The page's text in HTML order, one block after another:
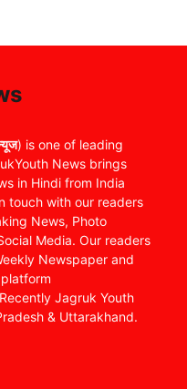
) is one of leading
News brings
in Hindi from India
touch with our readers
News, Photo
Media. Our readers
Newspaper and
Jagruk Youth
& Uttarakhand.